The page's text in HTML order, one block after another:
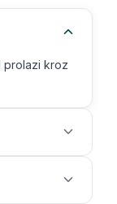
prolazi kroz